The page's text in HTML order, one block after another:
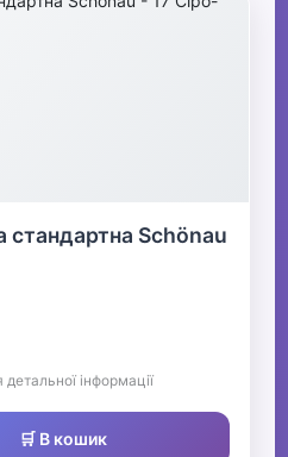
стандартна Schönau
детальної інформації
🛒 В кошик